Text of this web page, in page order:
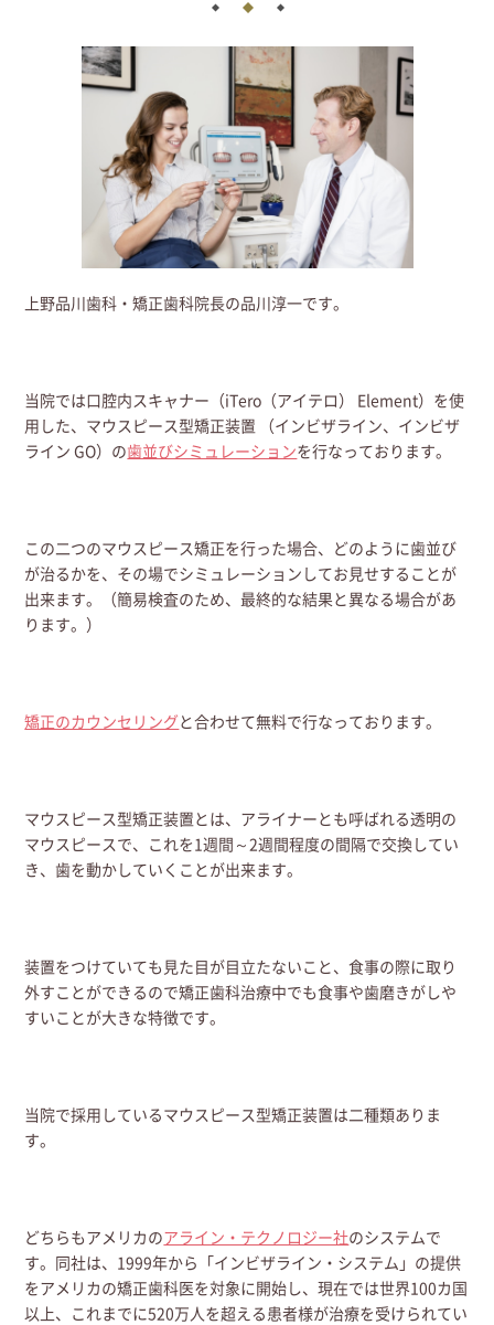
上野品川歯科・矯正歯科院長の品川淳一です。
当院では口腔内スキャナー（iTero（アイテロ） Element）を使
用した、マウスピース型矯正装置 （インビザライン、インビザ
ライン GO）の歯並びシミュレーションを行なっております。
この二つのマウスピース矯正を行った場合、どのように歯並び
が治るかを、その場でシミュレーションしてお見せすることが
出来ます。（簡易検査のため、最終的な結果と異なる場合があ
ります。）
矯正のカウンセリングと合わせて無料で行なっております。
マウスピース型矯正装置とは、アライナーとも呼ばれる透明の
マウスピースで、これを1週間～2週間程度の間隔で交換してい
き、歯を動かしていくことが出来ます。
装置をつけていても見た目が目立たないこと、食事の際に取り
外すことができるので矯正歯科治療中でも食事や歯磨きがしや
すいことが大きな特徴です。
当院で採用しているマウスピース型矯正装置は二種類ありま
す。
どちらもアメリカのアライン・テクノロジー社のシステムで
す。同社は、1999年から「インビザライン・システム」の提供
をアメリカの矯正歯科医を対象に開始し、現在では世界100カ国
以上、これまでに520万人を超える患者様が治療を受けられてい